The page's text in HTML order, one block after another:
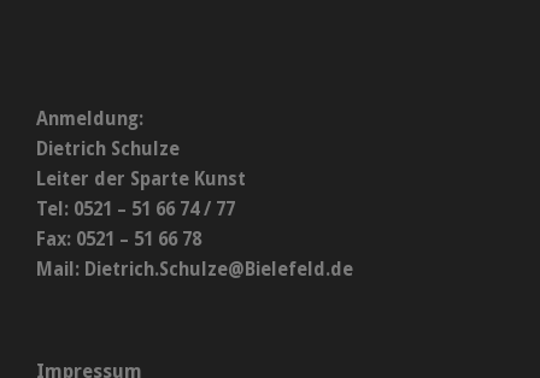
Anmeldung:
Dietrich Schulze
Leiter der Sparte Kunst
Tel: 0521 – 51 66 74 / 77
Fax: 0521 – 51 66 78
Mail: Dietrich.Schulze@Bielefeld.de
Impressum